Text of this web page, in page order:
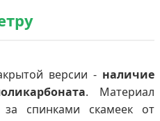
версии - наличие
. Материал
за спинками скамеек от